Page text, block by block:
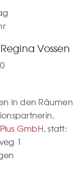
Vossen
in den Räumen
GmbH, statt:
1